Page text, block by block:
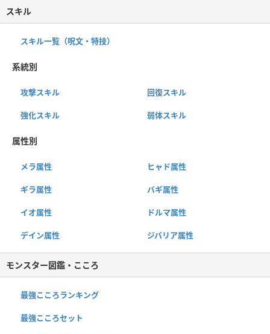
スキル
スキル一覧（呪文・特技）
系統別
攻撃スキル 回復スキル
強化スキル 弱体スキル
属性別
メラ属性 ヒャド属性
ギラ属性 バギ属性
イオ属性 ドルマ属性
デイン属性 ジバリア属性
モンスター図鑑・こころ
最強こころランキング
最強こころセット